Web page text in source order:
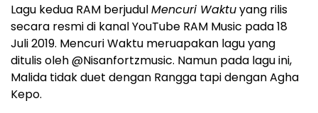
Lagu kedua RAM berjudulMencuri Waktuyang rilis
secara resmi di kanal YouTube RAM Music pada 18
Juli 2019. Mencuri Waktu meruapakan lagu yang
ditulis oleh @Nisanfortzmusic. Namun pada lagu ini,
Malida tidak duet dengan Rangga tapi dengan Agha
Kepo.